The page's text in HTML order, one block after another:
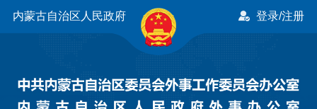
内蒙古自治区人民政府 登录/注册